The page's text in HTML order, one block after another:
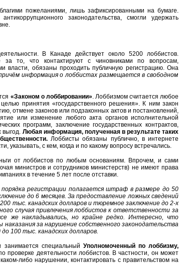
пожеланиями, лишь зафиксированными на бумаге.
законодательства, смогли удержать
В Канаде действует около 5200 лоббистов.
за то, что контактируют с чиновниками по вопросам,
власти, обязаны проходить публичную регистрацию. Она
информация о лоббистах размещается в свободном
«Законом о лоббировании». Лоббизмом считается любое
принятия «государственного решения». К ним закон
отмене законов или подзаконных актов и постановлений,
или изменение любого акта органов исполнительной
программ, заключение государственных контрактов,
выгод. Любая информация, полученная в результате таких
Лоббисты обязаны публично, в интернете
указывать, с кем, когда и по какому вопросу встречались.
от лоббистов по любым основаниям. Впрочем, и сами
министров и сотрудников министерств) не имеют права
в течение 5 лет после отставки.
регистрации полагается штраф в размере до 50
до 6 месяцев. За предоставление ложных сведений
тыс. канадских долларов и тюремное заключение до 2-х
случая привлечения лоббистов к ответственности за
же накладывались, но крайне редко. Интересно, что
за нарушение собственного законодательства
100 тыс. канадских долларов.
специальный Уполномоченный по лоббизму,
проверке деятельности лоббистов. В частности, он может
либо нарушении, контактировать с правительством на